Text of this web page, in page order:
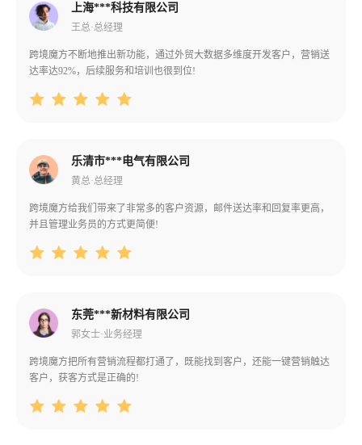
上海***科技有限公司
王总·总经理
跨境魔方不断地推出新功能，通过外贸大数据多维度开发客户，营销送
达率达92%，后续服务和培训也很到位!
乐清市***电气有限公司
黄总·总经理
跨境魔方给我们带来了非常多的客户资源，邮件送达率和回复率更高，
并且管理业务员的方式更简便!
东莞***新材料有限公司
郭女士·业务经理
跨境魔方把所有营销流程都打通了，既能找到客户，还能一键营销触达
客户，获客方式是正确的!